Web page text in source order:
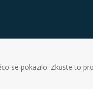
se pokazilo. Zkuste to